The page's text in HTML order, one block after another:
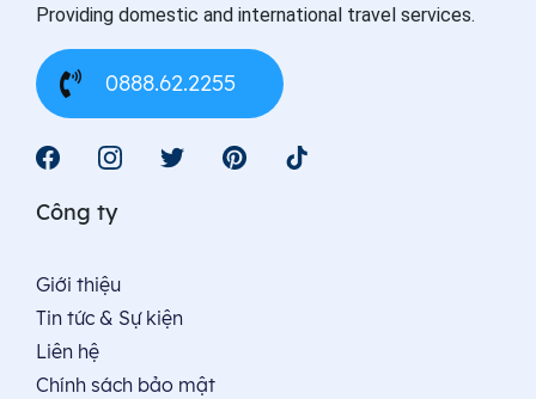
Providing domestic and international travel services.
0888.62.2255
Công ty
Giới thiệu
Tin tức & Sự kiện
Liên hệ
Chính sách bảo mật